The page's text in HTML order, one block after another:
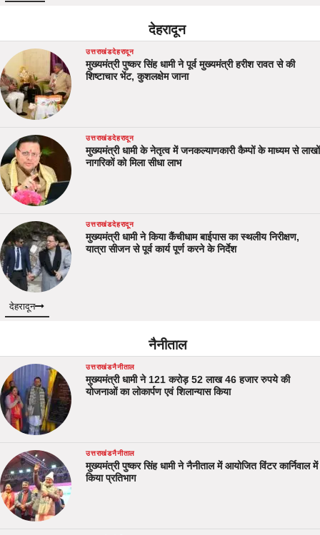
देहरादून
उत्तराखंडदेहरादून
मुख्यमंत्री पुष्कर सिंह धामी ने पूर्व मुख्यमंत्री हरीश रावत से की
शिष्टाचार भेंट, कुशलक्षेम जाना
उत्तराखंडदेहरादून
मुख्यमंत्री धामी के नेतृत्व में जनकल्याणकारी कैम्पों के माध्यम से लाखों
नागरिकों को मिला सीधा लाभ
उत्तराखंडदेहरादून
मुख्यमंत्री धामी ने किया कैंचीधाम बाईपास का स्थलीय निरीक्षण,
यात्रा सीजन से पूर्व कार्य पूर्ण करने के निर्देश
देहरादून
नैनीताल
उत्तराखंडनैनीताल
मुख्यमंत्री धामी ने 121 करोड़ 52 लाख 46 हजार रुपये की
योजनाओं का लोकार्पण एवं शिलान्यास किया
उत्तराखंडनैनीताल
मुख्यमंत्री पुष्कर सिंह धामी ने नैनीताल में आयोजित विंटर कार्निवाल में
किया प्रतिभाग